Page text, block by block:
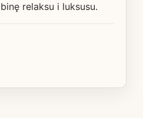
relaksu i luksusu.